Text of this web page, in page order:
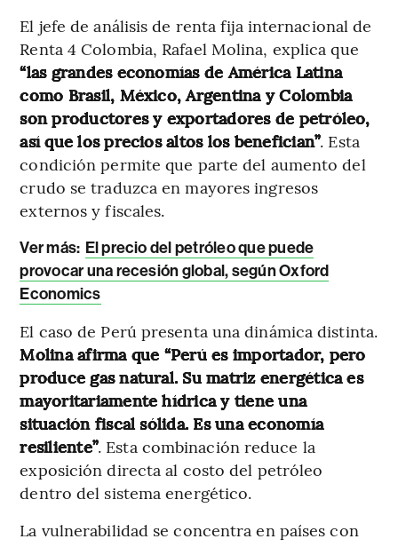
El jefe de análisis de renta fija internacional de
Renta 4 Colombia, Rafael Molina, explica que
“las grandes economías de América Latina
como Brasil, México, Argentina y Colombia
son productores y exportadores de petróleo,
así que los precios altos los benefician”. Esta
condición permite que parte del aumento del
crudo se traduzca en mayores ingresos
externos y fiscales.
Ver más: El precio del petróleo que puede
provocar una recesión global, según Oxford
Economics
El caso de Perú presenta una dinámica distinta.
Molina afirma que “Perú es importador, pero
produce gas natural. Su matriz energética es
mayoritariamente hídrica y tiene una
situación fiscal sólida. Es una economía
resiliente”. Esta combinación reduce la
exposición directa al costo del petróleo
dentro del sistema energético.
La vulnerabilidad se concentra en países con